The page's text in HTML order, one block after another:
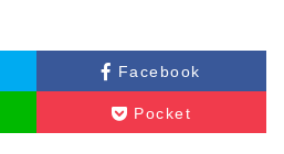
Facebook
Pocket